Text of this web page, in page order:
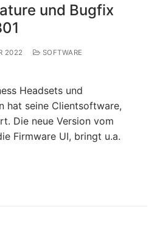
und Bugfix
2022
SOFTWARE
Headsets und
hat seine Clientsoftware,
Die neue Version vom
Firmware UI, bringt u.a.